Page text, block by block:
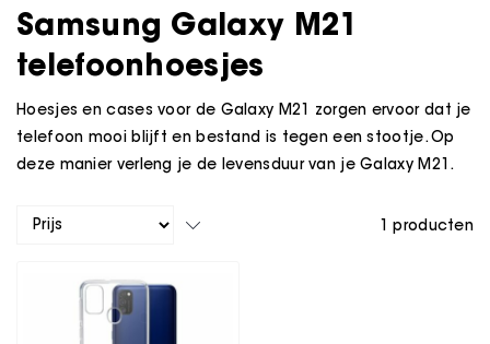
Samsung Galaxy M21
telefoonhoesjes
Hoesjes en cases voor de Galaxy M21 zorgen ervoor dat je
telefoon mooi blijft en bestand is tegen een stootje. Op
deze manier verleng je de levensduur van je Galaxy M21.
1 producten